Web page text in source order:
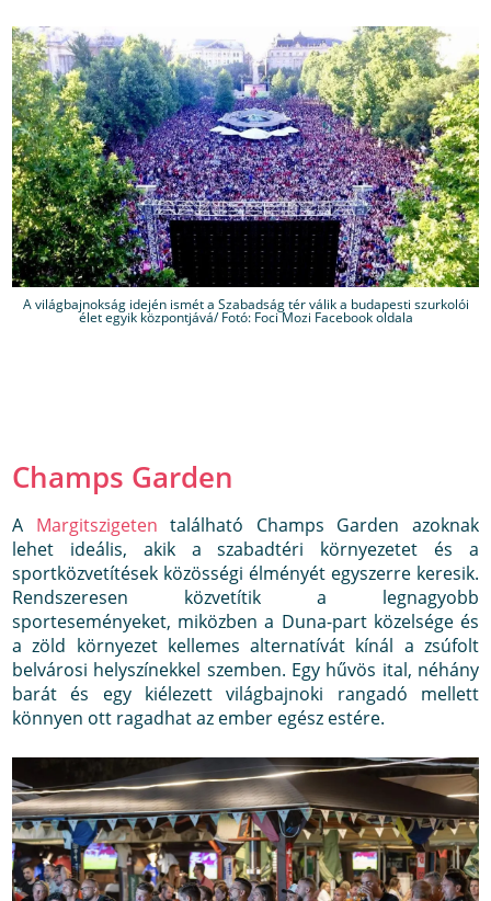
A világbajnokság idején ismét a Szabadság tér válik a budapesti szurkolói
élet egyik központjává/ Fotó: Foci Mozi Facebook oldala
Champs Garden
A Margitszigeten található Champs Garden azoknak
lehet ideális, akik a szabadtéri környezetet és a
sportközvetítések közösségi élményét egyszerre keresik.
Rendszeresen közvetítik a legnagyobb
sporteseményeket, miközben a Duna-part közelsége és
a zöld környezet kellemes alternatívát kínál a zsúfolt
belvárosi helyszínekkel szemben. Egy hűvös ital, néhány
barát és egy kiélezett világbajnoki rangadó mellett
könnyen ott ragadhat az ember egész estére.